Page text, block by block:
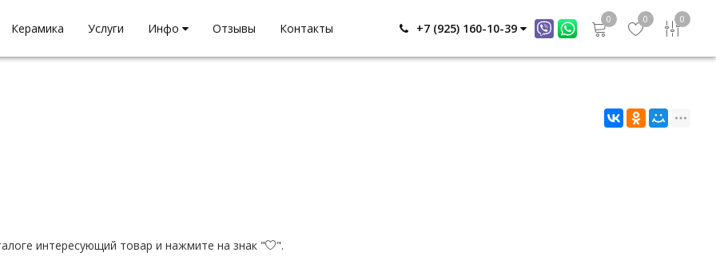
Керамика Услуги Инфо Отзывы Контакты +7 (925) 160-10-39
0 0 0
интересующий товар и нажмите на знак " ".